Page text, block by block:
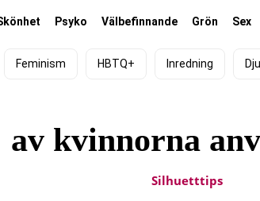
Psyko Välbefinnande Grön Sex
Feminism HBTQ+ Inredning
kvinnorna
Silhuetttips